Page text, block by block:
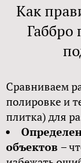
Как
Габбро
Сравниваем
полировке и
плитка) для
объектов –